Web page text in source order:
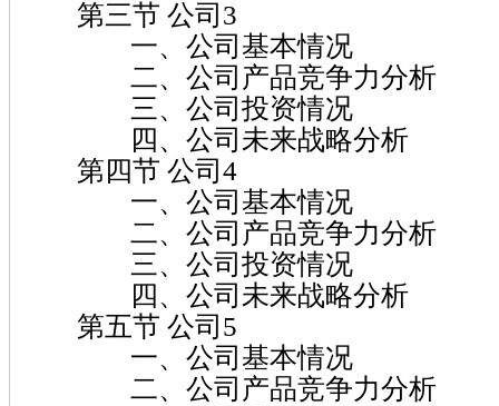
第三节 公司3
一、公司基本情况
二、公司产品竞争力分析
三、公司投资情况
四、公司未来战略分析
第四节 公司4
一、公司基本情况
二、公司产品竞争力分析
三、公司投资情况
四、公司未来战略分析
第五节 公司5
一、公司基本情况
二、公司产品竞争力分析